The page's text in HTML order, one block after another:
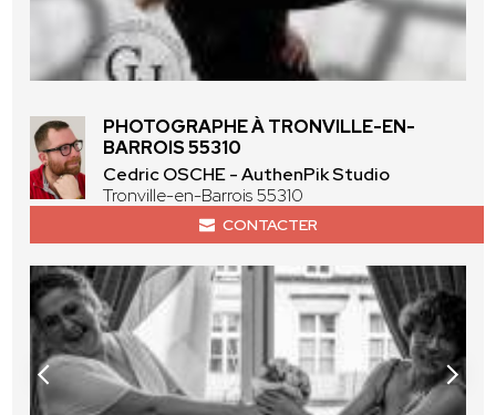
PHOTOGRAPHE À TRONVILLE-EN-
BARROIS 55310
Cedric OSCHE - AuthenPik Studio
Tronville-en-Barrois 55310
CONTACTER